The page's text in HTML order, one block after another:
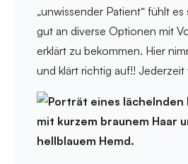
„unwissender Patient“ fühlt
gut an diverse Optionen mit
erklärt zu bekommen. Hier
und klärt richtig auf!! Jederzeit